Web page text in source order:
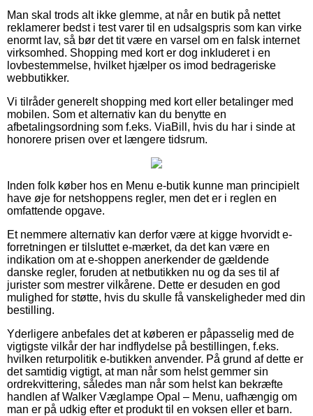
Man skal trods alt ikke glemme, at når en butik på nettet
reklamerer bedst i test varer til en udsalgspris som kan virke
enormt lav, så bør det tit være en varsel om en falsk internet
virksomhed. Shopping med kort er dog inkluderet i en
lovbestemmelse, hvilket hjælper os imod bedrageriske
webbutikker.
Vi tilråder generelt shopping med kort eller betalinger med
mobilen. Som et alternativ kan du benytte en
afbetalingsordning som f.eks. ViaBill, hvis du har i sinde at
honorere prisen over et længere tidsrum.
Inden folk køber hos en Menu e-butik kunne man principielt
have øje for netshoppens regler, men det er i reglen en
omfattende opgave.
Et nemmere alternativ kan derfor være at kigge hvorvidt e-
forretningen er tilsluttet e-mærket, da det kan være en
indikation om at e-shoppen anerkender de gældende
danske regler, foruden at netbutikken nu og da ses til af
jurister som mestrer vilkårene. Dette er desuden en god
mulighed for støtte, hvis du skulle få vanskeligheder med din
bestilling.
Yderligere anbefales det at køberen er påpasselig med de
vigtigste vilkår der har indflydelse på bestillingen, f.eks.
hvilken returpolitik e-butikken anvender. På grund af dette er
det samtidig vigtigt, at man når som helst gemmer sin
ordrekvittering, således man når som helst kan bekræfte
handlen af Walker Væglampe Opal – Menu, uafhængig om
man er på udkig efter et produkt til en voksen eller et barn.